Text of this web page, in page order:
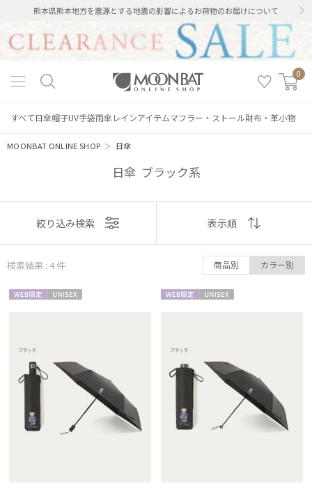
熊本県熊本地方を震源とする地震の影響によるお荷物のお届けについて
0
すべて日傘帽子UV手袋雨傘 レインアイテムマフラー・ストール財布・革小物
MOONBAT ONLINE SHOP ＞ 日傘
日傘 ブラック系
絞り込み
表示
おすすめ
順
価格の低い
順
人気順
絞り込み検索 表示順
検索結果 : 4件 商品別 カラー別